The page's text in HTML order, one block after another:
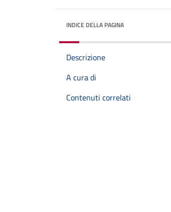
INDICE DELLA PAGINA
Descrizione
A cura di
Contenuti correlati